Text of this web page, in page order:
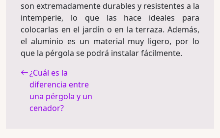
son extremadamente durables y resistentes a la
intemperie, lo que las hace ideales para
colocarlas en el jardín o en la terraza. Además,
el aluminio es un material muy ligero, por lo
que la pérgola se podrá instalar fácilmente.
¿Cuál es la
diferencia entre
una pérgola y un
cenador?